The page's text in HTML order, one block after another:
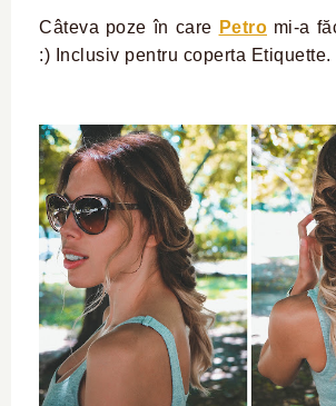
Câteva poze în care Petro mi-a
:) Inclusiv pentru coperta Etiquette.